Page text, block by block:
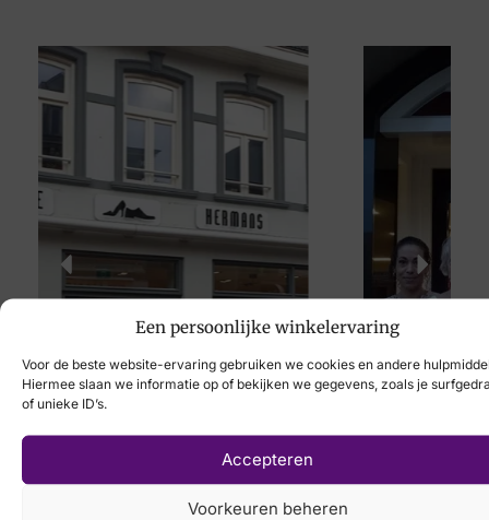
Een persoonlijke winkelervaring
Voor de beste website-ervaring gebruiken we cookies en andere
Hiermee slaan we informatie op of bekijken we gegevens, zoals je
of unieke ID’s.
Accepteren
Voorkeuren beheren